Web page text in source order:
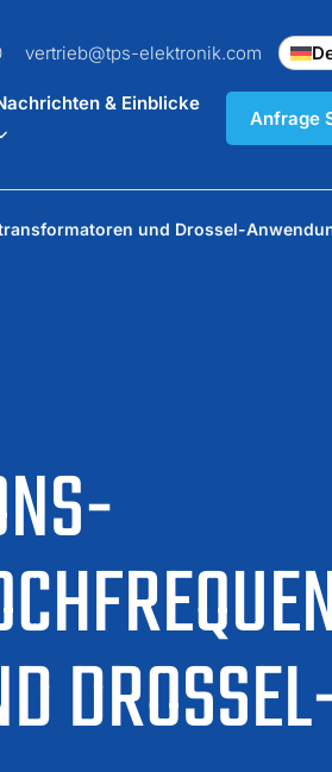
vertrieb@tps-elektronik.com
& Einblicke
Anfrage
und Drossel-